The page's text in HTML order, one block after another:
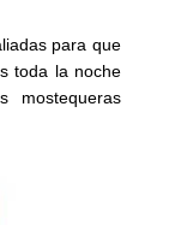
para que
toda la noche
mostequeras